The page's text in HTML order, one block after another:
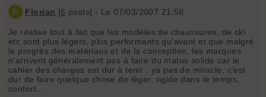
F Florian [6 posts] - Le 07/03/2007 21:58
Je réalise tout à fait que les modèles de chaussures, de ski
etc sont plus légers, plus performants qu'avant et que malgré
le progrès des matériaux et de la conception, les marques
n'arrivent généralement pas à faire du matos solide car le
cahier des charges est dur à tenir : ya pas de miracle, c'est
dur de faire quelque chose de léger, rigide dans le temps,
confort...